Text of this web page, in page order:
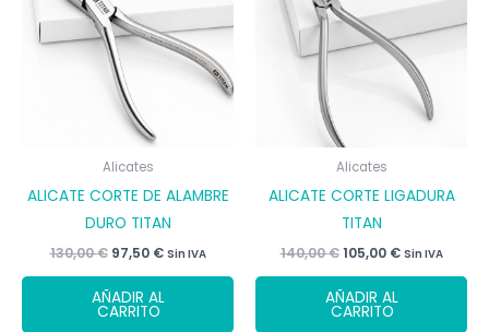
Alicates
ALICATE CORTE DE ALAMBRE
DURO TITAN
130,00€ El
era:
130,00 €.
97,50 €El
es:
Sin IVA
AÑADIR AL
CARRITO
Alicates
ALICATE CORTE LIGADURA
TITAN
140,00€ El
original
era:
140,00 €.
105,00 €ElSin IVA
AÑADIR AL
CARRITO